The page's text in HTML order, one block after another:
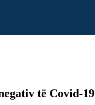
të Covid-19